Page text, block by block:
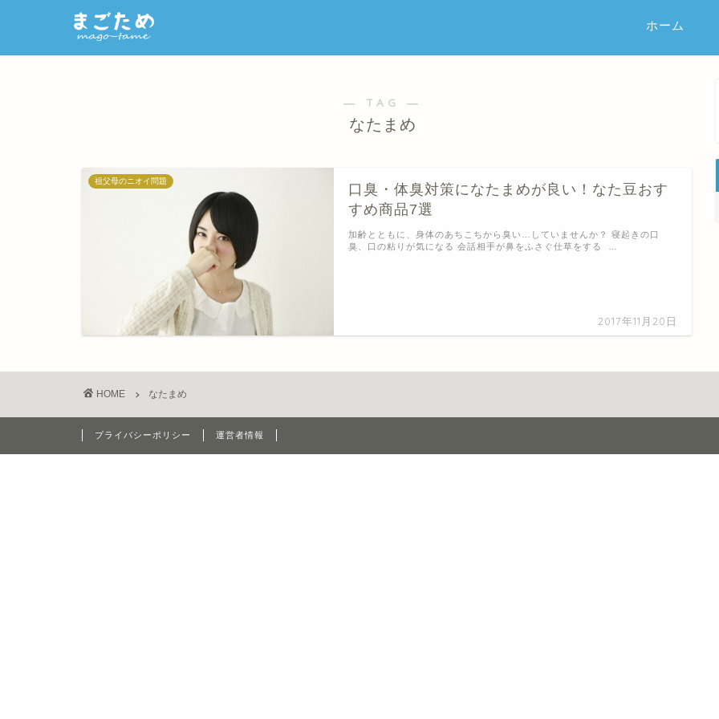
ホーム
― TAG ―
なたまめ
祖父母のニオイ問題
口臭・体臭対策になたまめが良い！なた豆おす
すめ商品7選
2017年11月20日
加齢とともに、身体のあちこちから臭い…していませんか？ 寝起きの口
臭、口の粘りが気になる 会話相手が鼻をふさぐ仕草をする …
HOME なたまめ
プライバシーポリシー 運営者情報